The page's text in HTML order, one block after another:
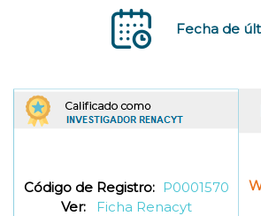
Fecha de
Código de Registro: P0001570
Ver:
Ficha Renacyt